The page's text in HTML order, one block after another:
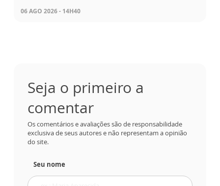
06 AGO 2026 - 14H40
Seja o primeiro a
comentar
Os comentários e avaliações são de responsabilidade
exclusiva de seus autores e não representam a opinião
do site.
Seu nome